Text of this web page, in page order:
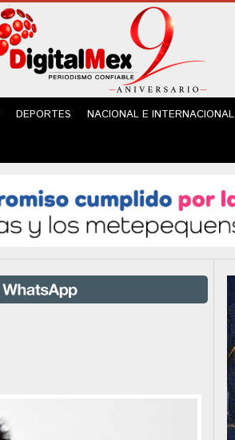
DEPORTES NACIONAL E INTERNACIONAL